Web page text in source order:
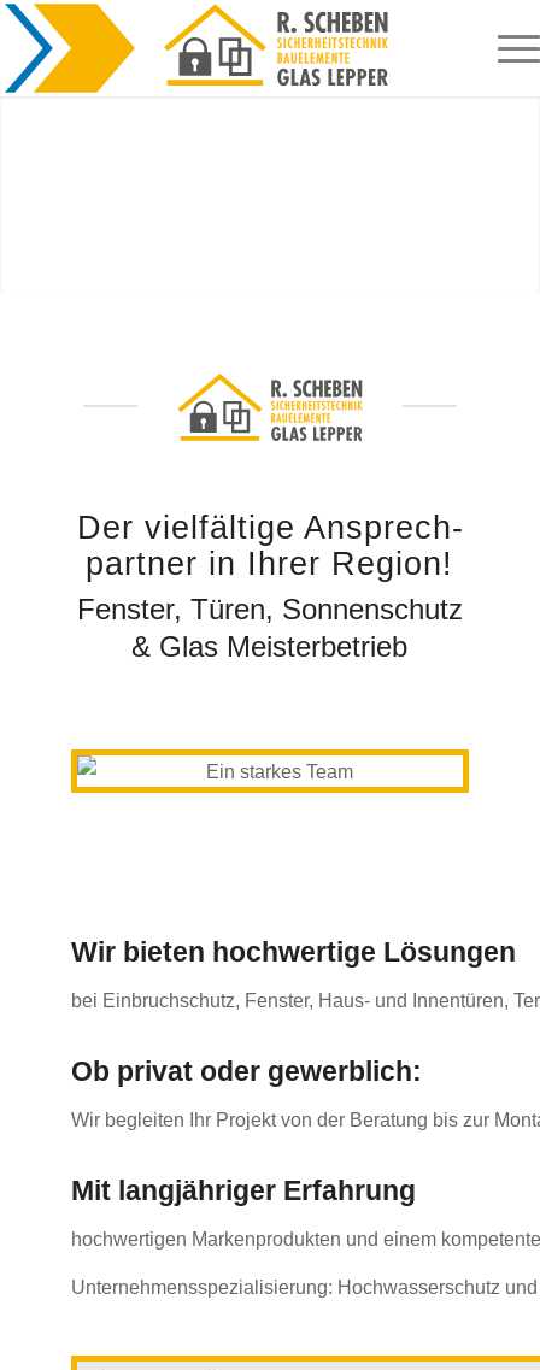
Der vielfältige Ansprech­
partner in Ihrer Region!
Fenster, Türen, Sonnenschutz
& Glas Meisterbetrieb
Wir bieten hochwertige Lösungen
bei Einbruchschutz, Fenster, Haus- und Innentüren,
Ob privat oder gewerblich:
Wir begleiten Ihr Projekt von der Beratung bis zur
Mit langjähriger Erfahrung
hochwertigen Markenprodukten und einem
Unternehmensspezialisierung: Hochwasserschutz